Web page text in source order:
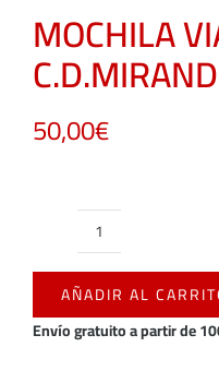
MOCHILA
50,00€
MOCHILA
VIAJE
GRIS
C.D.MIRANDÉS
AÑADIR AL
Envío gratuito a partir de